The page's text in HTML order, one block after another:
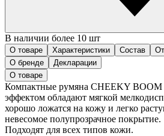
В наличии более 10 шт
О товаре Характеристики Состав
О бренде
Декларации
О товаре
Компактные румяна CHEEKY
эффектом обладают мягкой
хорошо ложатся на кожу и легко
невесомое полупрозрачное покрытие.
Подходят для всех типов кожи.